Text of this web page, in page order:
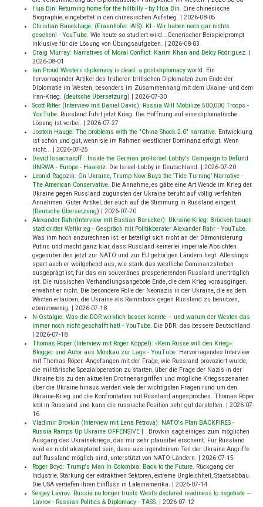
Hua Bin: Returning home for the hillbilly - by Hua Bin. Eine chinesische
Biographie, eingebettet in den chinesischen Aufstieg.
2026-08-05
Christian Bauckhage: (Fraunhofer IAIS): KI - Wir haben noch gar nichts
gesehen! - YouTube. Wie heute so studiert wird...Generischer Beispielprompt
inklusive für die Lösung von Übungsaufgaben.
2026-08-03
Craig Murray: Narratives of Moral Conflict: Karim Khan and Delcy Rodriguez.
2026-08-01
Ian Proud:Western diplomacy is dead: a post-diplomacy world . Ein
hervorragender Artikel des früheren britischen Diplomaten zum Ende der
Diplomatie im Westen, besonders im Zusammenhang mit dem Ukaine- und dem
Iran-Krieg. (deutsche Übersetzung)
2026-07-30
Scott Ritter (Interview mit Daniel Davis): Russia Will Mobilize 500,000 Troops -
YouTube. Russland führt jetzt Krieg. Die Hoffnung auf eine diplomatische
Lösung ist vorbei.
2026-07-27
Jostein Hauge: The problems with the "China Shock 2.0" narrative. Entwicklung
ist schön und gut, wenn sie im Rahmen westlicher Dominanz erfolgt. Wenn
nicht...
2026-07-25
David Issacharoff : Inside the German pro-Israel Lobby's Campaign to Defund
UNRWA - Europe - Haaretz. Die Israel-Lobby in Deutschland.
2026-07-20
Leonid Ragozin: On Ukraine, Trump Now Buys the ‘Tide Turning’ Narrative -
The American Conservative. Die Annahme, es gäbe eine Art Wende im Krieg der
Ukraine gegen Russland zugunsten der Ukraine beruht auf völlig verfehlten
Annahmen. Guter Artikel, der auch auf die Stimmung in Russland eingeht.
(Deutsche Übersetzung)
2026-07-20
Alexander Rahr(Interview mit Bastian Barucker): Ukraine-Krieg: Brücken bauen
statt dritter Weltkrieg - Gespräch mit Politikberater Alexander Rahr - YouTube.
Was ihm hoch anzurechnen ist: er beteiligt sich nicht an der Dämonisierung
Putins und macht ganz klar, dass Russland keinerlei imperiale Absichten
gegenüber den jetzt zur NATO und zur EU gehörigen Ländern hegt. Allerdings
spart auch er weitgehend aus, wie stark das westliche Dominanzstreben
ausgeprägt ist, für das ein souveränes prosperierenden Russland unerträglich
ist. Die russischen Verhandlungsangebote Ende, die dem Krieg vorausgingen,
erwähnt er nicht. Die besondere Rolle der Neonazis in der Ukraine, die es dem
Westen erlauben, die Ukraine als Rammbock gegen Russland zu benutzen,
ebensowenig.
2026-07-18
N-Ostalgie: Was die DDR wirklich besser konnte – und warum der Westen das
immer noch nicht geschafft hat! - YouTube. Die DDR: das bessere Deutschland.
2026-07-18
Thomas Röper (Interview mit Roger Köppel): «Kein Russe will den Krieg»:
Blogger und Autor aus Moskau zur Lage - YouTube. Hervorragendes Interview
mit Thomas Röper. Angefangen mit der Frage, wie Russland provoziert wurde,
die militärische Spezialoperation zu starten, über die Frage der Nazis in der
Ukraine bis zu den aktuellen Drohnenangriffen und mögliche Kriegsszenarien
über die Ukraine hinaus werden viele der wichtigsten Fragen rund um den
Ukraine-Krieg und die Konfrontation mit Russland angesprochen. Thomas Röper
lebt in Russland und kann die russische Position sehr gut darstellen.
2026-07-
16
Vladimir Brovkin (Interview mit Lena Petrova): NATO's Plan BACKFIRES -
Russia Ramps Up Ukraine OFFENSIVE | . Brovkin sagt einiges zum möglichen
Ausgang des Ukrainekriegs, das mir sehr plausibel erscheint. Für Russland
wird es nicht akzeptabel sein, dass aus irgendeinem Teil der Ukraine Angriffe
auf Russland möglich sind, unterstützt von NATO-Ländern.
2026-07-15
Roger Boyd: Trump's Man In Colombia: Back to the Future. Rückgang der
Industrie, Stärkung der extraktiven Sektoren, extreme Ungleichheit, Staatsabbau.
Die USA vertiefen ihren Einfluss in Lateinamerika.
2026-07-14
Sergey Lavrov: Russia no longer trusts West’s declared readiness to negotiate —
Lavrov - Russian Politics & Diplomacy - TASS. 2026-07-12